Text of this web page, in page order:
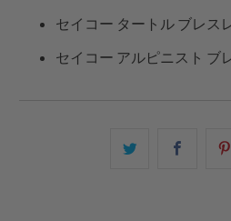
セイコー タートル ブレス
セイコー アルピニスト ブ